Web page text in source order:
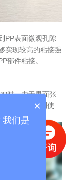
PP表面微观孔隙
实现较高的粘接强
部件粘接。
时，由于界面张
要搭配促进剂使
力。
×
我们是